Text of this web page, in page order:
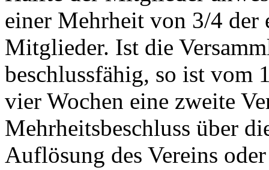
einer Mehrheit von 3/4 der
Mitglieder. Ist die
beschlussfähig, so ist vom
vier Wochen eine zweite
Mehrheitsbeschluss über
Auflösung des Vereins